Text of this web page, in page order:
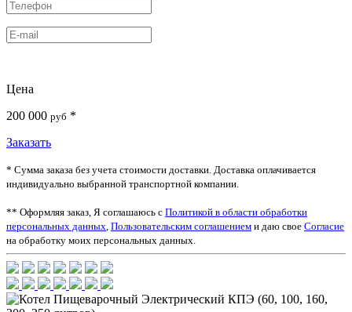
Цена
200 000 руб *
Заказать
* Сумма заказа без учета стоимости доставки. Доставка оплачивается
индивидуально выбранной транспортной компании.
** Оформляя заказ, Я соглашаюсь с Политикой в области обработки
персональных данных, Пользовательским соглашением и даю свое Согласие
на обработку моих персональных данных.